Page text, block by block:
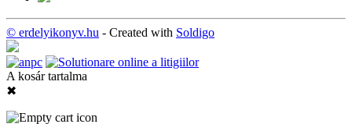
© erdelyikonyv.hu - Created with Soldigo
A kosár tartalma
✖